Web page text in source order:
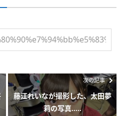
次の記事
藤江れいなが撮影した、太田夢
莉の写真.....